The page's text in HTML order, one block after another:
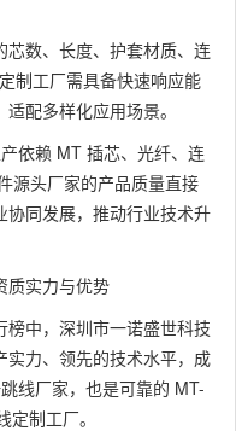
芯数、长度、护套材质、连
制工厂需具备快速响应能
配多样化应用场景。
依赖 MT 插芯、光纤、连
源头厂家的产品质量直接
协同发展，推动行业技术升
质实力与优势
中，深圳市一诺盛世科技
力、领先的技术水平，成
线厂家，也是可靠的 MT-
制工厂。